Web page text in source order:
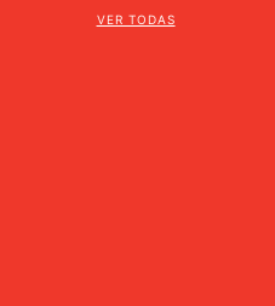
VER TODAS